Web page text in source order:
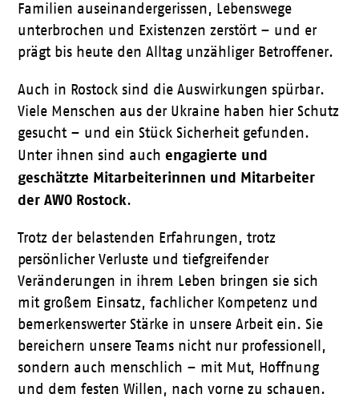
Familien auseinandergerissen, Lebenswege
unterbrochen und Existenzen zerstört – und er
prägt bis heute den Alltag unzähliger Betroffener.
Auch in Rostock sind die Auswirkungen spürbar.
Viele Menschen aus der Ukraine haben hier Schutz
gesucht – und ein Stück Sicherheit gefunden.
Unter ihnen sind auch engagierte und
geschätzte Mitarbeiterinnen und Mitarbeiter
derAWO Rostock.
Trotz der belastenden Erfahrungen, trotz
persönlicher Verluste und tiefgreifender
Veränderungen in ihrem Leben bringen sie sich
mit großem Einsatz, fachlicher Kompetenz und
bemerkenswerter Stärke in unsere Arbeit ein. Sie
bereichern unsere Teams nicht nur professionell,
sondern auch menschlich – mit Mut, Hoffnung
und dem festen Willen, nach vorne zu schauen.